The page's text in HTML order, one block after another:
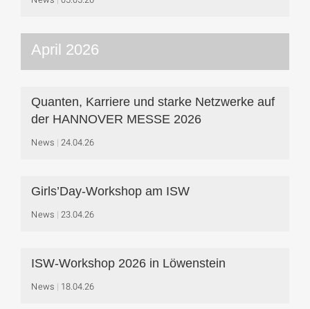
April 2026
Quanten, Karriere und starke Netzwerke auf
der HANNOVER MESSE 2026
News 24.04.26
Girls’Day-Workshop am ISW
News 23.04.26
ISW-Workshop 2026 in Löwenstein
News 18.04.26